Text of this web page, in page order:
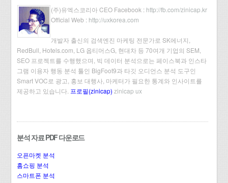
(주)유엑스코리아 CEO Facebook : http://fb.com/zinicap.kr
Official Web : http://uxkorea.com
개발자 출신의 검색엔진 마케팅 전문가로 SK에너지,
RedBull, Hotels.com, LG 옵티머스G, 현대차 등 70여개 기업의 SEM,
SEO 프로젝트를 수행했으며, 빅 데이터 분석으로는 페이스북과 인스타
그램 이용자 행동 분석 툴인 BigFoot9과 타깃 오디언스 분석 도구인
Smart VOC로 광고, 홍보 대행사, 마케터가 필요한 통계와 인사이트를
제공하고 있습니다. 프로필(zinicap) zinicap ux
분석 자료 PDF 다운로드
오픈마켓 분석
홈쇼핑 분석
스마트폰 분석